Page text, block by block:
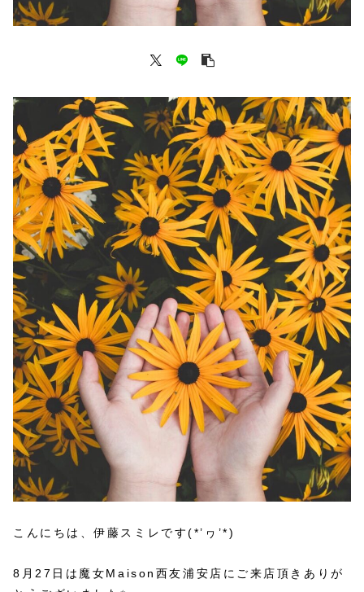
こんにちは、伊藤スミレです(*’ヮ’*)
8月27日は魔女Maison西友浦安店にご来店頂きありが